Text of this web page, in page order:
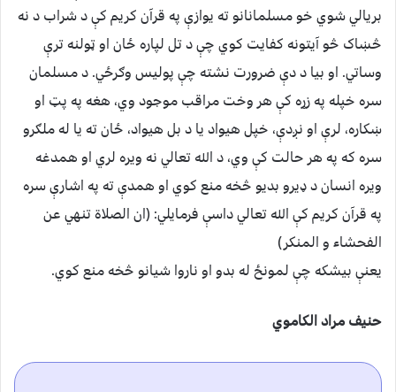
بريالي شوي خو مسلمانانو ته يوازې په قرآن کريم كې د شراب د نه
څښاک څو آيتونه کفايت کوي چې د تل لپاره ځان او ټولنه ترې
وساتي. او بيا د دې ضرورت نشته چې پوليس وګرځي. د مسلمان
سره خپله په زړه كې هر وخت مراقب موجود وي، هغه په پټ او
ښکاره، لرې او نږدې، خپل هيواد يا د بل هيواد، ځان ته يا له ملګرو
سره که په هر حالت كې وي، د الله تعالي نه ويره لري او همدغه
ويره انسان د ډيرو بديو څخه منع کوي او همدې ته په اشارې سره
په قرآن کريم كې الله تعالي داسې فرمايلي: (ان الصلاة تنهي عن
الفحشاء و المنکر)
يعنې بيشکه چې لمونځ له بدو او ناروا شيانو څخه منع کوي.
حنيف مراد الکاموي